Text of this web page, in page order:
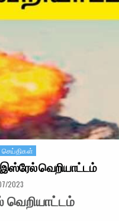
செய்திகள்
இஸ்ரேல் வெறியாட்டம்
DATE:
2023
வெறியாட்டம்